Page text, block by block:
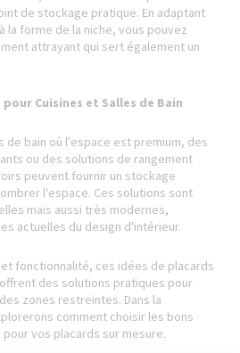
de stockage pratique. En adaptant
la forme de la niche, vous pouvez
attrayant qui sert également un
Cuisines et Salles de Bain
de bain où l'espace est premium, des
ou des solutions de rangement
peuvent fournir un stockage
l'espace. Ces solutions sont
mais aussi très modernes,
actuelles du design d'intérieur.
fonctionnalité, ces idées de placards
des solutions pratiques pour
zones restreintes. Dans la
comment choisir les bons
vos placards sur mesure.